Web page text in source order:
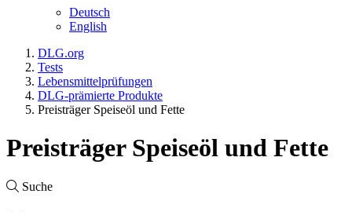
Deutsch
English
DLG.org
Tests
Lebensmittelprüfungen
DLG-prämierte Produkte
Preisträger Speiseöl und Fette
Preisträger Speiseöl und Fette
Suche